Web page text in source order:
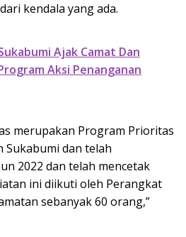
kendala yang ada.
Ajak Camat Dan
Aksi Penanganan
merupakan Program Prioritas
Sukabumi dan telah
2022 dan telah mencetak
ini diikuti oleh Perangkat
sebanyak 60 orang,”